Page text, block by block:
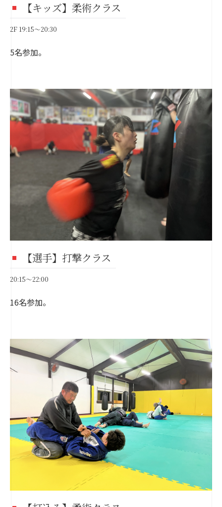
【キッズ】柔術クラス
2F 19:15～20:30
5名参加。
【選手】打撃クラス
20:15～22:00
16名参加。